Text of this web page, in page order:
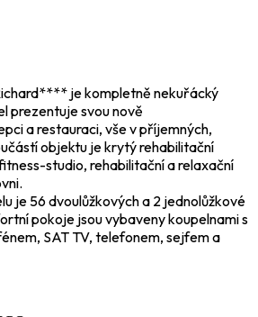
je kompletně nekuřácký
prezentuje svou nově
a restauraci, vše v příjemných,
objektu je krytý rehabilitační
studio, rehabilitační a relaxační
je 56 dvoulůžkových a 2 jednolůžkové
pokoje jsou vybaveny koupelnami s
SAT TV, telefonem, sejfem a